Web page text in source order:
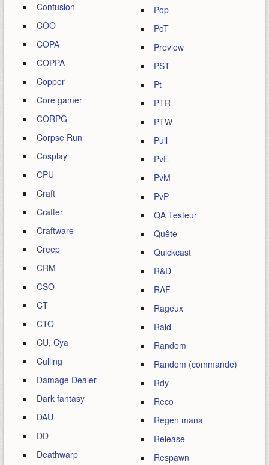
Confusion
COO
COPA
COPPA
Copper
Core gamer
CORPG
Corpse Run
Cosplay
CPU
Craft
Crafter
Craftware
Creep
CRM
CSO
CT
CTO
CU, Cya
Culling
Damage Dealer
Dark fantasy
DAU
DD
Deathwarp
Pop
PoT
Preview
PST
Pt
PTR
PTW
Pull
PvE
PvM
PvP
QA Testeur
Quête
Quickcast
R&D
RAF
Rageux
Raid
Random
Random (commande)
Rdy
Reco
Regen mana
Release
Respawn